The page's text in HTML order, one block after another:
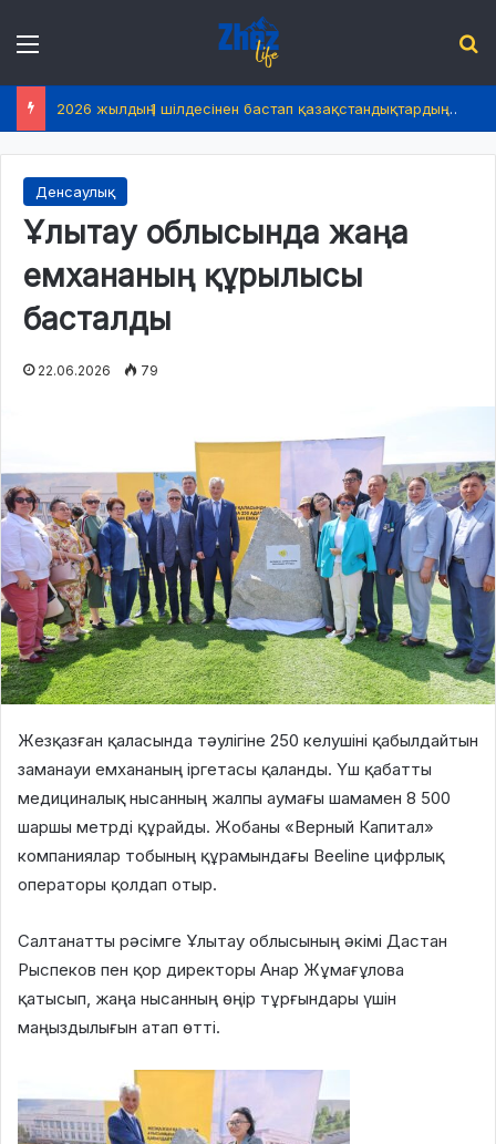
2026 жылдың 1 шілдесінен бастап қазақстандықтардың өмірінде не өзгереді?
Денсаулық
Ұлытау облысында жаңа
емхананың құрылысы
басталды
22.06.2026 79
Жезқазған қаласында тәулігіне 250 келушіні қабылдайтын
заманауи емхананың іргетасы қаланды. Үш қабатты
медициналық нысанның жалпы аумағы шамамен 8 500
шаршы метрді құрайды. Жобаны «Верный Капитал»
компаниялар тобының құрамындағы Beeline цифрлық
операторы қолдап отыр.
Салтанатты рәсімге Ұлытау облысының әкімі Дастан
Рыспеков пен қор директоры Анар Жұмағұлова
қатысып, жаңа нысанның өңір тұрғындары үшін
маңыздылығын атап өтті.